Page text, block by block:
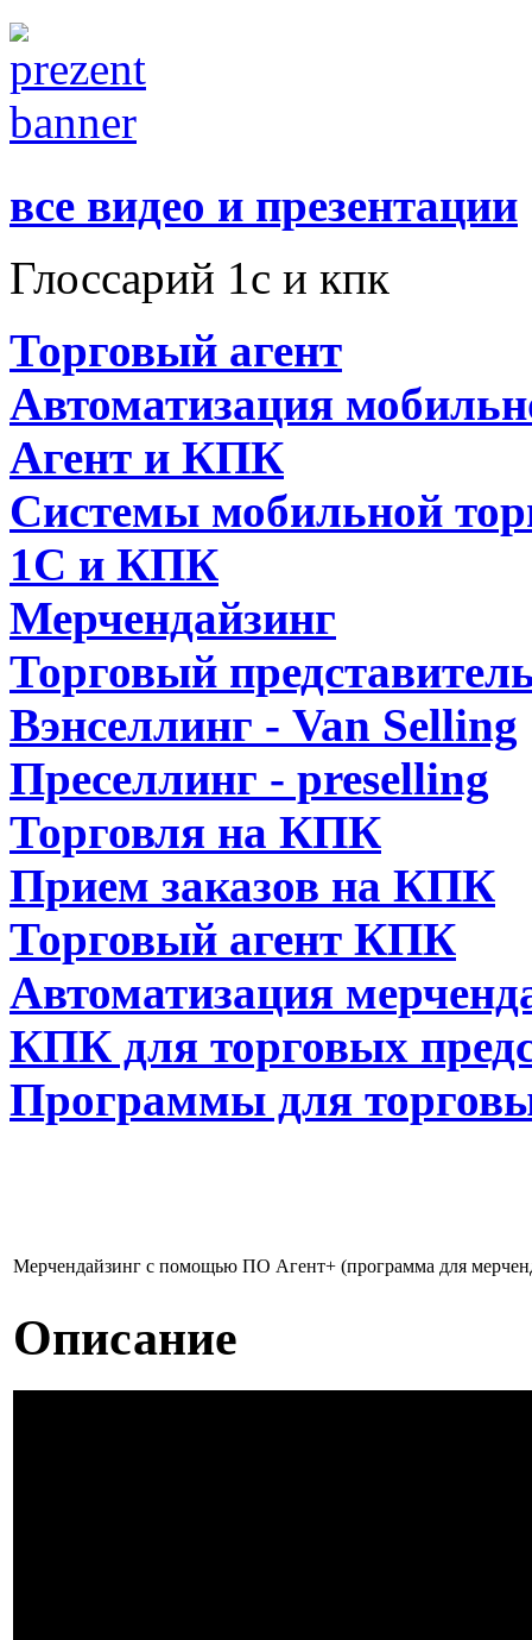
все видео и презентации
Глоссарий 1с и кпк
Торговый агент
Автоматизация
Агент и КПК
Системы мобильной
1C и КПК
Мерчендайзинг
Торговый
Вэнселлинг - Van Selling
Преселлинг - preselling
Торговля на КПК
Прием заказов на КПК
Торговый агент КПК
Автоматизация
КПК для торговых
Программы для
Мерчендайзинг с помощью ПО Агент+ (программа для
Описание